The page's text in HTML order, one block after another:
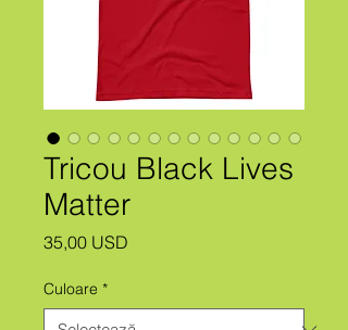
Tricou Black Lives
Matter
35,00 USD
Culoare *